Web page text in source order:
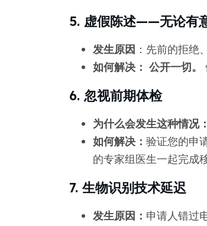
5. 虚假陈述——无论有
发生原因 ：先前的拒绝
如何解决： 公开一切。
6. 忽视前期体检
为什么会发生这种情况：
如何解决： 验证您的申
的专家组医生一起完成
7. 生物识别技术延迟
发生原因： 申请人错过